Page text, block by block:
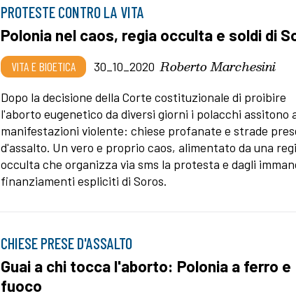
PROTESTE CONTRO LA VITA
Polonia nel caos, regia occulta e soldi di
VITA E BIOETICA 30_10_2020 Roberto Marchesini
Dopo la decisione della Corte costituzionale di proibire
l'aborto eugenetico da diversi giorni i polacchi assitono
manifestazioni violente: chiese profanate e strade
d'assalto. Un vero e proprio caos, alimentato da una
occulta che organizza via sms la protesta e dagli
finanziamenti espliciti di Soros.
CHIESE PRESE D'ASSALTO
Guai a chi tocca l'aborto: Polonia a ferro e
fuoco